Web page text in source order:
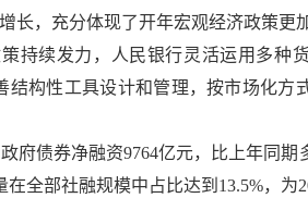
长，充分体现了开年宏观经济政策更
持续发力，人民银行灵活运用多种
结构性工具设计和管理，按市场化方
府债券净融资9764亿元，比上年同期
全部社融规模中占比达到13.5%，为